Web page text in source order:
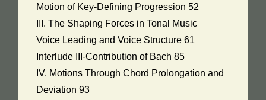
Motion of Key-Defining Progression 52
III. The Shaping Forces in Tonal Music
Voice Leading and Voice Structure 61
Interlude III-Contribution of Bach 85
IV. Motions Through Chord Prolongation and
Deviation 93